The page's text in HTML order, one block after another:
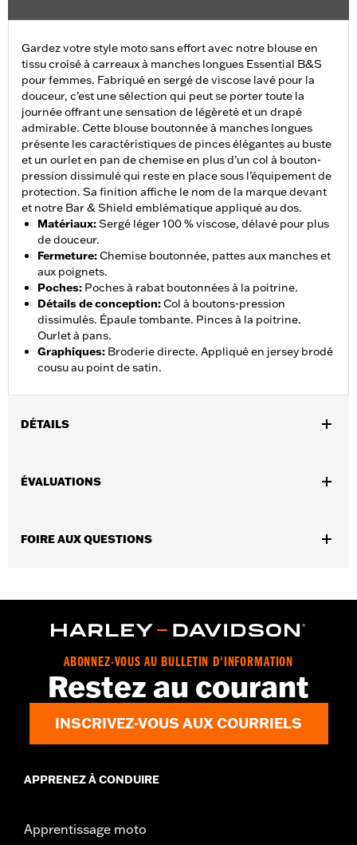
Gardez votre style moto sans effort avec notre blouse en
tissu croisé à carreaux à manches longues Essential B&S
pour femmes. Fabriqué en sergé de viscose lavé pour la
douceur, c’est une sélection qui peut se porter toute la
journée offrant une sensation de légèreté et un drapé
admirable. Cette blouse boutonnée à manches longues
présente les caractéristiques de pinces élégantes au buste
et un ourlet en pan de chemise en plus d’un col à bouton-
pression dissimulé qui reste en place sous l’équipement de
protection. Sa finition affiche le nom de la marque devant
et notre Bar & Shield emblématique appliqué au dos.
Matériaux:Sergé léger 100 % viscose, délavé pour plus
de douceur.
Fermeture:Chemise boutonnée, pattes aux manches et
aux poignets.
Poches: Poches à rabat boutonnées à la poitrine.
Détails de conception:Col à boutons-pression
dissimulés. Épaule tombante. Pinces à la poitrine.
Ourlet à pans.
Graphiques: Broderie directe. Appliqué en jersey brodé
cousu au point de satin.
DÉTAILS
www.h-d.com/warranty
ÉVALUATIONS
FOIRE AUX QUESTIONS
ABONNEZ-VOUS AU BULLETIN D'INFORMATION
Restez au courant
INSCRIVEZ-VOUS AUX COURRIELS
APPRENEZ À CONDUIRE
Apprentissage moto